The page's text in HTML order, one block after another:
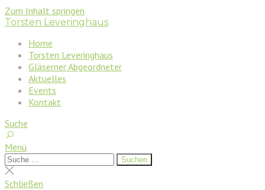
Zum Inhalt springen
Torsten Leveringhaus
Home
Torsten Leveringhaus
Gläserner Abgeordneter
Aktuelles
Events
Kontakt
Suche
Menü
Suchen
nach:
Suchen
Suche
schließen
Schließen